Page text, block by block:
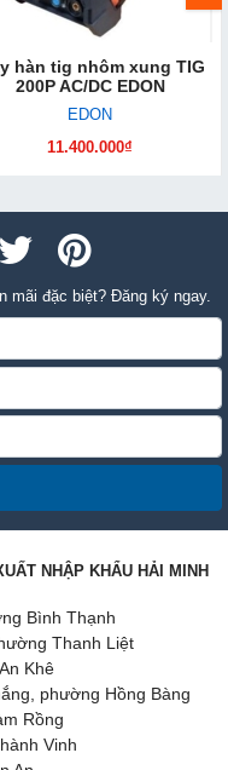
hàn tig nhôm xung TIG
200P AC/DC EDON
EDON
11.400.000₫
mãi đặc biệt? Đăng ký ngay.
NHẬP KHẨU HẢI MINH
Bình Thạnh
Thanh Liệt
Khê
phường Hồng Bàng
Rồng
Vinh